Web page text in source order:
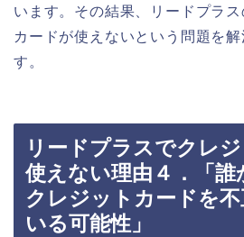
います。その結果、リードプラ
カードが使えないという問題を
す。
リードプラスでクレ
使えない理由４．「
クレジットカードを
いる可能性」